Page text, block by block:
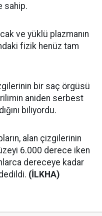
sahip.
ve yüklü plazmanın
fizik henüz tam
bir saç örgüsü
aniden serbest
biliyordu.
alan çizgilerinin
6.000 derece iken
dereceye kadar
(İLKHA)